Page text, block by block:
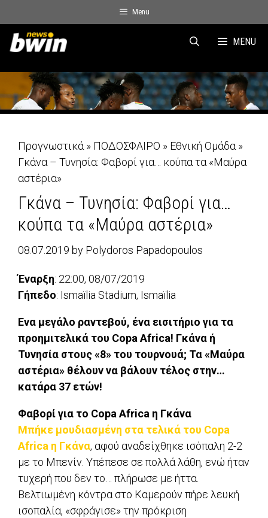
to
content
Menu
MENU
Προγνωστικά» ΠΟΔΟΣΦΑΙΡΟ » Εθνική Ομάδα»
Γκάνα – Τυνησία: Φαβορί για… κούπα τα «Μαύρα
αστέρια»
Γκάνα – Τυνησία: Φαβορί για…
κούπα τα «Μαύρα αστέρια»
08.07.2019 by Polydoros Papadopoulos
Έναρξη: 22:00, 08/07/2019
Γήπεδο: Ismaïlia Stadium, Ismaïlia
Ενα μεγάλο ραντεβού, ένα εισιτήριο για τα
προημιτελικά του Copa Africa! Γκάνα ή
Τυνησία στους «8» του τουρνουά; Τα «Μαύρα
αστέρια» θέλουν να βάλουν τέλος στην…
κατάρα 37 ετών!
Φαβορί για το Copa Africa η Γκάνα
Μπήκε μουδιασμένη στα τελικά του Copa
Africa η Γκάνα, αφού αναδείχθηκε ισόπαλη 2-2
με το Μπενίν. Υπέπεσε σε πολλά λάθη, ενώ ήταν
τυχερή που δεν το… πλήρωσε με ήττα.
Βελτιωμένη κόντρα στο Καμερούν πήρε λευκή
ισοπαλία, «σφράγισε» την πρόκριση